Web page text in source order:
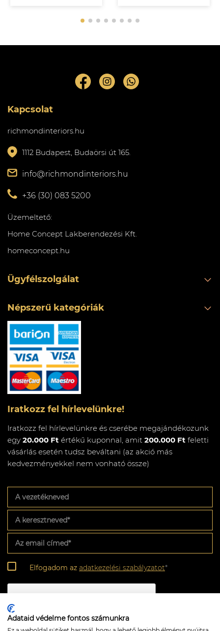
Kapcsolat
richmondinteriors.hu
1112 Budapest, Budaörsi út 165.
info@richmondinteriors.hu
+36 (30) 083 5200
Üzemeltető:
Home Concept Lakberendezési Kft.
homeconcept.hu
Ügyfélszolgálat
Népszerű kategóriák
Iratkozz fel hírlevelünkre!
Iratkozz fel hírlevelünkre és cserébe megajándékozunk
egy 20.000 Ft értékű kuponnal, amit 200.000 Ft feletti
vásárlás esetén tudsz beváltani (az akció más
kedvezményekkel nem vonható össze)
vezetékneved
keresztneved*
email
címed*
Adatkezelési
szabályzat*
Elfogadom az adatkezelési szabályzatot*
CAPTCHA
Adataid védelme fontos számunkra